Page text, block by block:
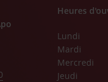
Heures
Lundi
Mardi
Mercredi
Jeudi